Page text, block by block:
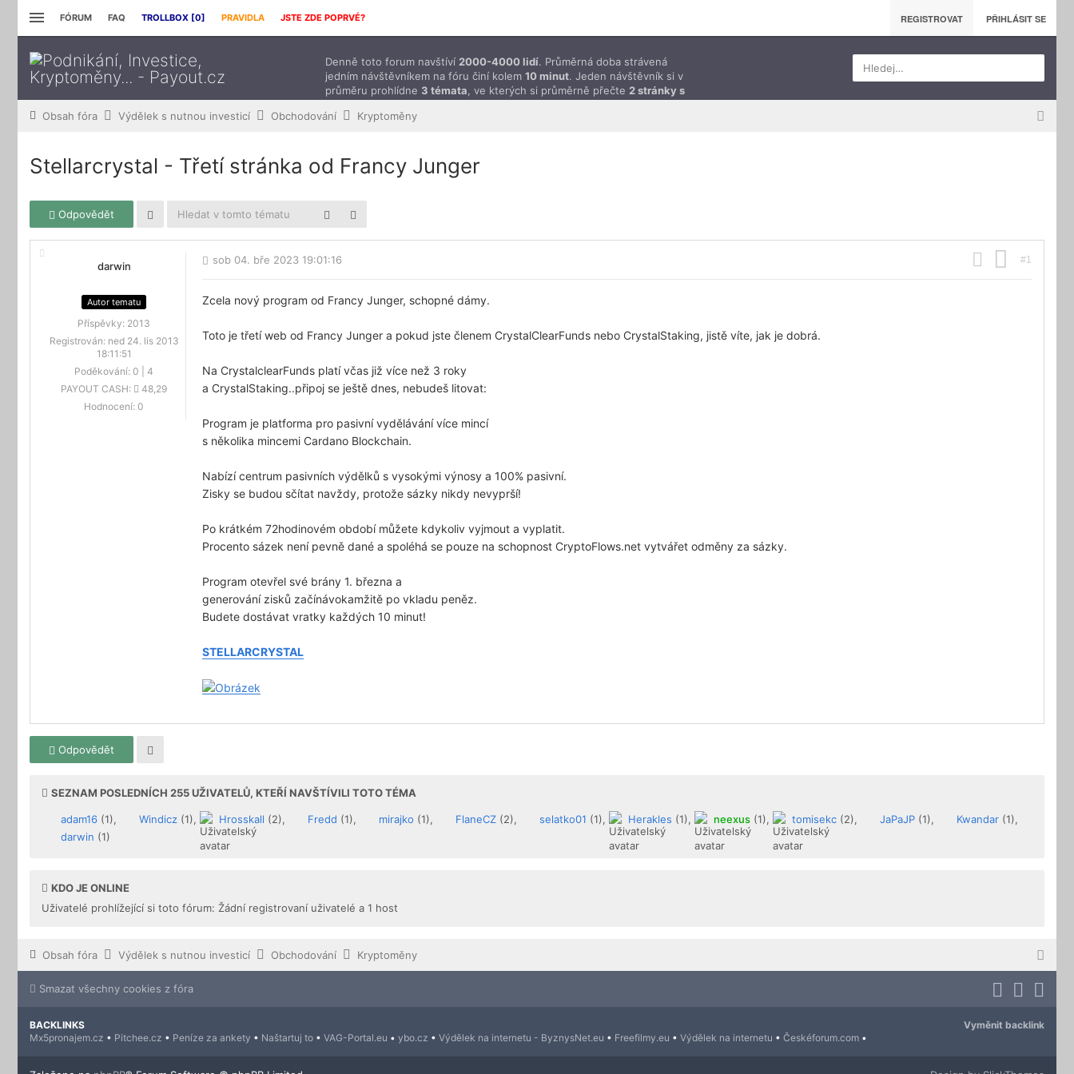
FÓRUM FAQ TROLLBOX [0] PRAVIDLA JSTE ZDE POPRVÉ? REGISTROVAT PŘIHLÁSIT SE
Denně toto forum navštíví 2000-4000 lidí. Průměrná doba strávená
jedním návštěvníkem na fóru činí kolem 10 minut. Jeden návštěvník si v
průměru prohlídne 3 témata , ve kterých si průměrně přečte 2 stránky s
Hledej…
Obsah fóra Výdělek s nutnou investicí Obchodování Kryptoměny
Stellarcrystal - Třetí stránka od Francy Junger
Odpovědět
darwin
Autor tematu
Příspěvky: 2013
Registrován: ned 24. lis 2013
18:11:51
Poděkování: 0
4
PAYOUT CASH:
48,29
Hodnocení: 0
#1
sob 04. bře 2023 19:01:16
Zcela nový program od Francy Junger, schopné dámy.
Toto je třetí web od Francy Junger a pokud jste členem CrystalClearFunds nebo CrystalStaking, jistě víte, jak je dobrá.
Na CrystalclearFunds platí včas již více než 3 roky
a CrystalStaking..připoj se ještě dnes, nebudeš litovat:
Program je platforma pro pasivní vydělávání více mincí
s několika mincemi Cardano Blockchain.
Nabízí centrum pasivních výdělků s vysokými výnosy a 100% pasivní.
Zisky se budou sčítat navždy, protože sázky nikdy nevyprší!
Po krátkém 72hodinovém období můžete kdykoliv vyjmout a vyplatit.
Procento sázek není pevně dané a spoléhá se pouze na schopnost CryptoFlows.net vytvářet odměny za sázky.
Program otevřel své brány 1. března a
generování zisků začínávokamžitě po vkladu peněz.
Budete dostávat vratky každých 10 minut!
STELLARCRYSTAL
Odpovědět
SEZNAM POSLEDNÍCH 255UŽIVATELŮ, KTEŘÍ NAVŠTÍVILI TOTO TÉMA
adam16 (1), Windicz (1), Hrosskall (2), Fredd (1), mirajko (1), FlaneCZ (2), selatko01 (1), Herakles (1), neexus (1), tomisekc (2), JaPaJP (1), Kwandar (1),
darwin (1)
KDO JE ONLINE
Uživatelé prohlížející si toto fórum: Žádní registrovaní uživatelé a 1 host
Obsah fóra Výdělek s nutnou investicí Obchodování Kryptoměny
Smazat všechny cookies z fóra
BACKLINKS
Vyměnit backlink
Mx5pronajem.cz • Pitchee.cz • Peníze za ankety • Naštartuj to • VAG-Portal.eu • ybo.cz • Výdělek na internetu - ByznysNet.eu • Freefilmy.eu • Výdělek na internetu • Českéforum.com •